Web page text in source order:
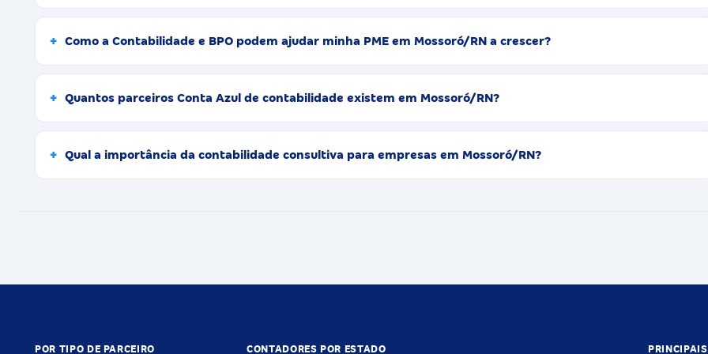
Como a Contabilidade e BPO podem ajudar minha PME em Mossoró/RN a crescer?
Quantos parceiros Conta Azul de contabilidade existem em Mossoró/RN?
Qual a importância da contabilidade consultiva para empresas em Mossoró/RN?
POR TIPO DE PARCEIRO CONTADORES POR ESTADO